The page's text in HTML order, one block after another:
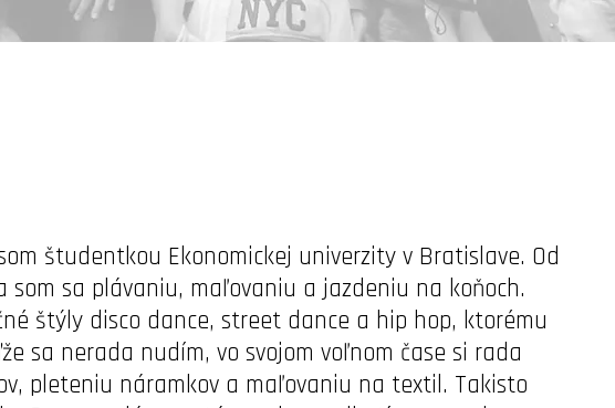
študentkou Ekonomickej univerzity v Bratislave. Od
sa plávaniu, maľovaniu a jazdeniu na koňoch.
štýly disco dance, street dance a hip hop, ktorému
sa nerada nudím, vo svojom voľnom čase si rada
pleteniu náramkov a maľovaniu na textil. Takisto